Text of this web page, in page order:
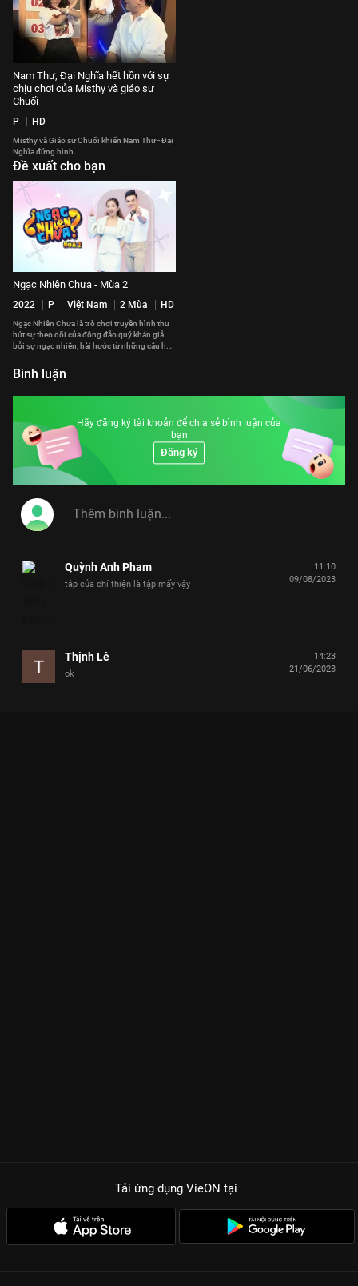
Nam Thư, Đại Nghĩa hết hồn với sự
chịu chơi của Misthy và giáo sư
Chuối
P HD
Misthy và Giáo sư Chuối khiến Nam Thư - Đại
Nghĩa đứng hình.
Đề xuất cho bạn
Ngạc Nhiên Chưa - Mùa 2
2022 P Việt Nam 2 Mùa HD
Ngạc Nhiên Chưa là trò chơi truyền hình thu
hút sự theo dõi của đông đảo quý khán giả
bởi sự ngạc nhiên, hài hước từ những câu hỏi
Bình luận
Hãy đăng ký tài khoản để chia sẻ bình luận của
bạn
Đăng ký
Quỳnh Anh Pham
tập của chí thiện là tập mấy vậy
11:10
09/08/2023
Thịnh Lê
ok
14:23
21/06/2023
Tải ứng dụng VieON tại